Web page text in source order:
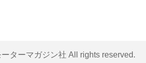
ターマガジン社 All rights reserved.